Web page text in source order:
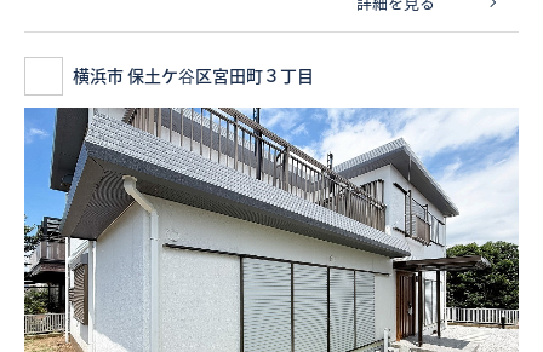
横浜市 保土ケ谷区宮田町３丁目